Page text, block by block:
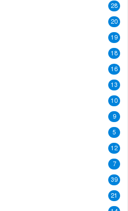
28
20
19
18
16
13
10
9
5
12
7
39
21